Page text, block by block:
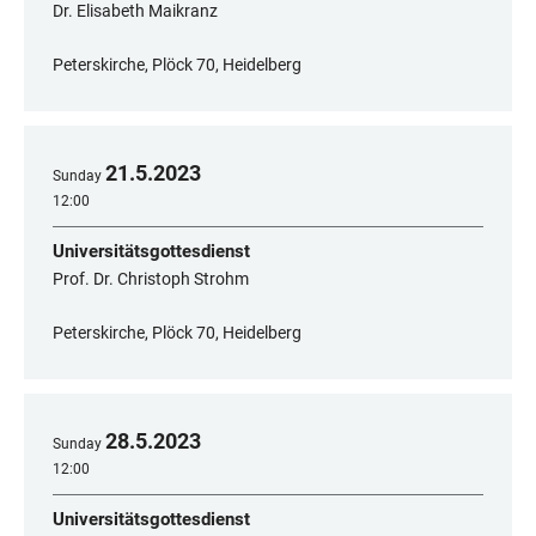
Dr. Elisabeth Maikranz
Peterskirche, Plöck 70, Heidelberg
Sunday 21.5.2023
12:00
Universitätsgottesdienst
Prof. Dr. Christoph Strohm
Peterskirche, Plöck 70, Heidelberg
Sunday 28.5.2023
12:00
Universitätsgottesdienst